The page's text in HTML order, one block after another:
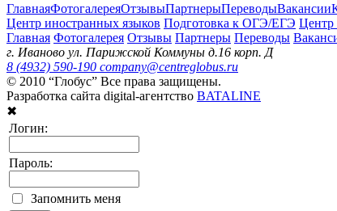
ГлавнаяФотогалереяОтзывыПартнерыПереводыВакансии
Центр иностранных языков Подготовка к ОГЭ/ЕГЭ Центр
Главная Фотогалерея Отзывы Партнеры Переводы
г. Иваново ул. Парижской Коммуны д.16 корп. Д
8 (4932) 590-190 company@centreglobus.ru
© 2010 “Глобус” Все права защищены.
Разработка сайта digital-агентство BATALINE
✖
Логин:
Пароль:
Запомнить меня